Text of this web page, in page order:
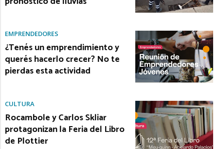
EMPRENDEDORES
¿Tenés un emprendimiento y
querés hacerlo crecer? No te
pierdas esta actividad
CULTURA
Rocambole y Carlos Skliar
protagonizan la Feria del Libro
de Plottier